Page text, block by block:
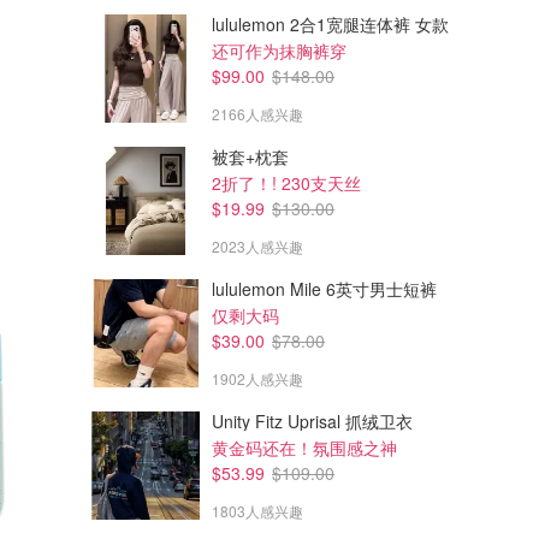
lululemon 2合1宽腿连体裤 女款
还可作为抹胸裤穿
$99.00 $148.00
2166人感兴趣
被套+枕套
2折了！! 230支天丝
$19.99 $130.00
2023人感兴趣
lululemon Mile 6英寸男士短裤
仅剩大码
$39.00 $78.00
1902人感兴趣
Unity Fitz Uprisal 抓绒卫衣
黄金码还在！氛围感之神
$53.99 $109.00
1803人感兴趣